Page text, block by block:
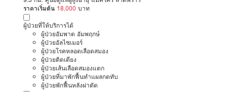
ราคาเริ่มต้น 18,000 บาท
ผู้ป่วยที่ให้บริการได้
ผู้ป่วยอัมพาต อัมพฤกษ์
ผู้ป่วยอัลไซเมอร์
ผู้ป่วยโรคหลอดเลือดสมอง
ผู้ป่วยติดเตียง
ผู้ป่วยเส้นเลือดสมองแตก
ผู้ป่วยที่มาพักฟื้นทำแผลกดทับ
ผู้ป่วยพักฟื้นหลังผ่าตัด